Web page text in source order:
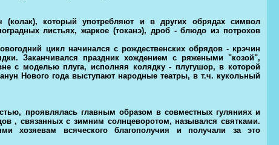
который употребляют и в других обрядах символ
листьях, жаркое (токанэ), дроб - блюдо из потрохов
цикл начинался с рождественских обрядов - крэчин
Заканчивался праздник хождением с ряжеными "козой",
с моделью плуга, исполняя колядку - плугушор, в которой
Нового года выступают народные театры, в т.ч. кукольный
проявлялась главным образом в совместных гуляниях и
, связанных с зимним солнцеворотом, назывался святками.
хозяевам всяческого благополучия и получали за это